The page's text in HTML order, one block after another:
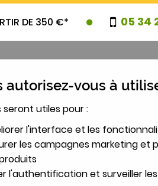
DE 350 €* 05 34
2
autorisez-vous à
seront utiles pour :
l'interface et les
les campagnes marketing et
l'authentification et surveiller